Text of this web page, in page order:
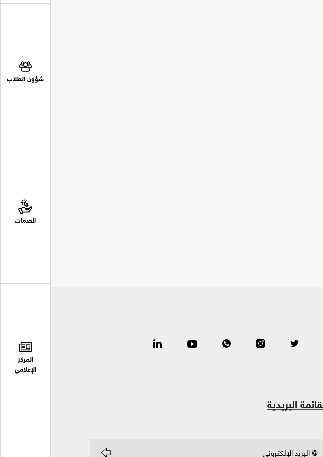
شؤون الطلاب
الخدمات
المركز
الإعلامي
البريدية